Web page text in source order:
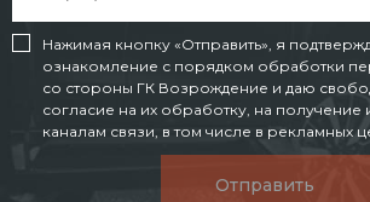
Нажимая кнопку «Отправить», я
ознакомление с порядком обработки
со стороны ГК Возрождение и даю
согласие на их обработку, на
каналам связи, в том числе в рекламных
Отправить